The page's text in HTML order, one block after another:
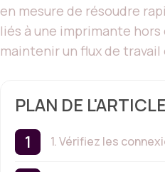
en mesure de résoudre
liés à une imprimante
maintenir un flux de travail
PLAN DE L'ARTICLE
1. Vérifiez les